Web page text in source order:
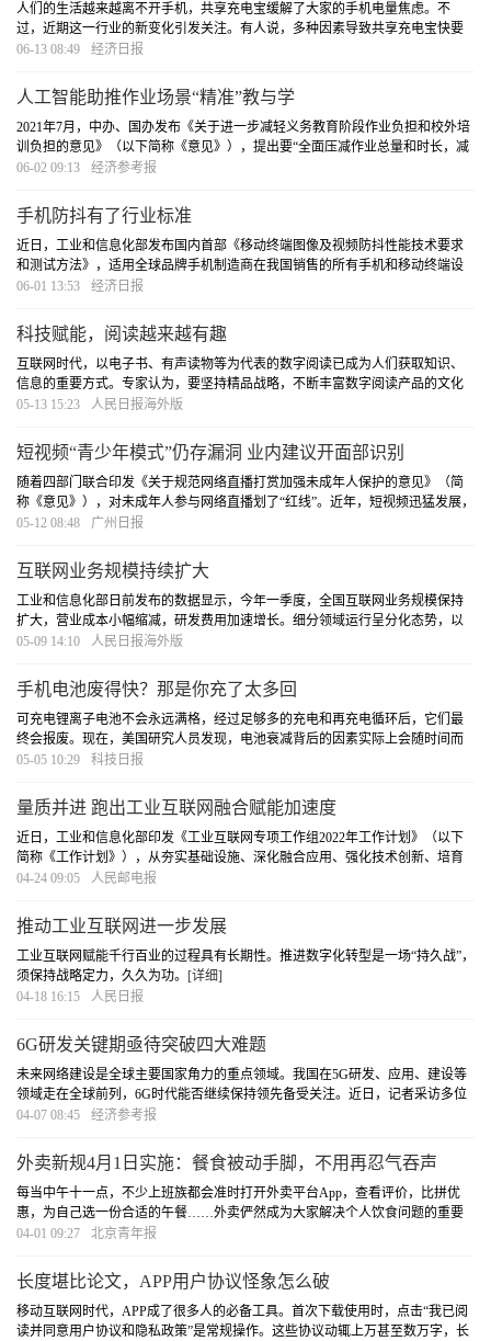
人们的生活越来越离不开手机，共享充电宝缓解了大家的手机电量焦虑。不
过，近期这一行业的新变化引发关注。有人说，多种因素导致共享充电宝快要
“没电”了；也有人认为，共享充电宝行业虽面临挑战与压力，但消费需求稳定，
06-13 08:49 经济日报
人工智能助推作业场景“精准”教与学
2021年7月，中办、国办发布《关于进一步减轻义务教育阶段作业负担和校外培
训负担的意见》（以下简称《意见》），提出要“全面压减作业总量和时长，减
轻学生过重作业负担”。作业的价值和意义是什么？作业“减量提质”背后的要求
06-02 09:13 经济参考报
手机防抖有了行业标准
近日，工业和信息化部发布国内首部《移动终端图像及视频防抖性能技术要求
和测试方法》，适用全球品牌手机制造商在我国销售的所有手机和移动终端设
备，将于今年7月1日生效，这标志着手机防抖有了行业统一标准。
06-01 13:53 经济日报
科技赋能，阅读越来越有趣
互联网时代，以电子书、有声读物等为代表的数字阅读已成为人们获取知识、
信息的重要方式。专家认为，要坚持精品战略，不断丰富数字阅读产品的文化
内涵，以优质内容给读者更多文化滋养；要坚持创新驱动，主动适应移动化智
05-13 15:23 人民日报海外版
短视频“青少年模式”仍存漏洞 业内建议开面部识别
随着四部门联合印发《关于规范网络直播打赏加强未成年人保护的意见》（简
称《意见》），对未成年人参与网络直播划了“红线”。近年，短视频迅猛发展，
用户规模逐年扩大，除了未成年人参与直播打赏等问题外，青少年沉迷短视频
05-12 08:48 广州日报
互联网业务规模持续扩大
工业和信息化部日前发布的数据显示，今年一季度，全国互联网业务规模保持
扩大，营业成本小幅缩减，研发费用加速增长。细分领域运行呈分化态势，以
信息服务和网络销售服务为主的企业平稳较快增长，生活服务的平台企业收入
05-09 14:10 人民日报海外版
手机电池废得快？那是你充了太多回
可充电锂离子电池不会永远满格，经过足够多的充电和再充电循环后，它们最
终会报废。现在，美国研究人员发现，电池衰减背后的因素实际上会随时间而
变化。早期，衰变似乎是由单个电极粒子的特性驱动的，但经过数十次充电循
05-05 10:29 科技日报
量质并进 跑出工业互联网融合赋能加速度
近日，工业和信息化部印发《工业互联网专项工作组2022年工作计划》（以下
简称《工作计划》），从夯实基础设施、深化融合应用、强化技术创新、培育
产业生态、提升安全保障、完善要素保障等方面，提出了网络体系强基、平台
04-24 09:05 人民邮电报
推动工业互联网进一步发展
工业互联网赋能千行百业的过程具有长期性。推进数字化转型是一场“持久战”，
须保持战略定力，久久为功。 [详细]
04-18 16:15
人民日报
6G研发关键期亟待突破四大难题
未来网络建设是全球主要国家角力的重点领域。我国在5G研发、应用、建设等
领域走在全球前列，6G时代能否继续保持领先备受关注。近日，记者采访多位
业内人士了解到，未来3至5年将是6G技术研发的关键时期，迫切需要从网络架
04-07 08:45 经济参考报
外卖新规4月1日实施：餐食被动手脚，不用再忍气吞声
每当中午十一点，不少上班族都会准时打开外卖平台App，查看评价，比拼优
惠，为自己选一份合适的午餐……外卖俨然成为大家解决个人饮食问题的重要
渠道，但是当面临诸如“外卖的味道很奇怪”“明明食品有问题，外卖店铺却不承
04-01 09:27 北京青年报
长度堪比论文，APP用户协议怪象怎么破
移动互联网时代，APP成了很多人的必备工具。首次下载使用时，点击“我已阅
读并同意用户协议和隐私政策”是常规操作。这些协议动辄上万甚至数万字，长